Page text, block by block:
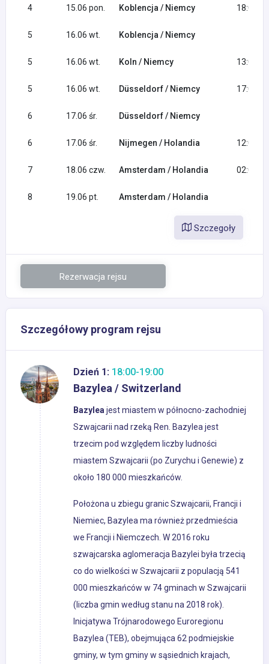
4 15.06 pon. Koblencja / Niemcy 18:00
5 16.06 wt. Koblencja / Niemcy
5 16.06 wt. Koln / Niemcy 13:00
5 16.06 wt. Düsseldorf / Niemcy 17:00
6 17.06 śr. Düsseldorf / Niemcy
6 17.06 śr. Nijmegen / Holandia 12:00
7 18.06 czw. Amsterdam / Holandia 02:00
8 19.06 pt. Amsterdam / Holandia
Szczegoły
Rezerwacja rejsu
Szczegółowy program rejsu
Dzień 1: 18:00-19:00
Bazylea / Switzerland
Bazylea jest miastem w północno-zachodniej
Szwajcarii nad rzeką Ren. Bazylea jest
trzecim pod względem liczby ludności
miastem Szwajcarii (po Zurychu i Genewie) z
około 180 000 mieszkańców.
Położona u zbiegu granic Szwajcarii, Francji i
Niemiec, Bazylea ma również przedmieścia
we Francji i Niemczech. W 2016 roku
szwajcarska aglomeracja Bazylei była trzecią
co do wielkości w Szwajcarii z populacją 541
000 mieszkańców w 74 gminach w Szwajcarii
(liczba gmin według stanu na 2018 rok).
Inicjatywa Trójnarodowego Euroregionu
Bazylea (TEB), obejmująca 62 podmiejskie
gminy, w tym gminy w sąsiednich krajach,